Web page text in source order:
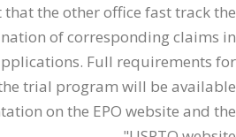
that the other office fast track the
of corresponding claims in
Full requirements for
trial program will be available
on the EPO website and the